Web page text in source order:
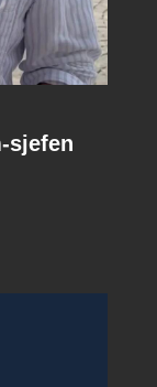
sjefen